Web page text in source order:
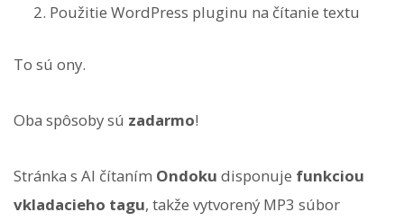
Použitie WordPress pluginu na čítanie textu
To sú ony.
Oba spôsoby sú zadarmo!
Stránka s AI čítaním Ondoku disponuje funkciou
vkladacieho tagu, takže vytvorený MP3 súbor